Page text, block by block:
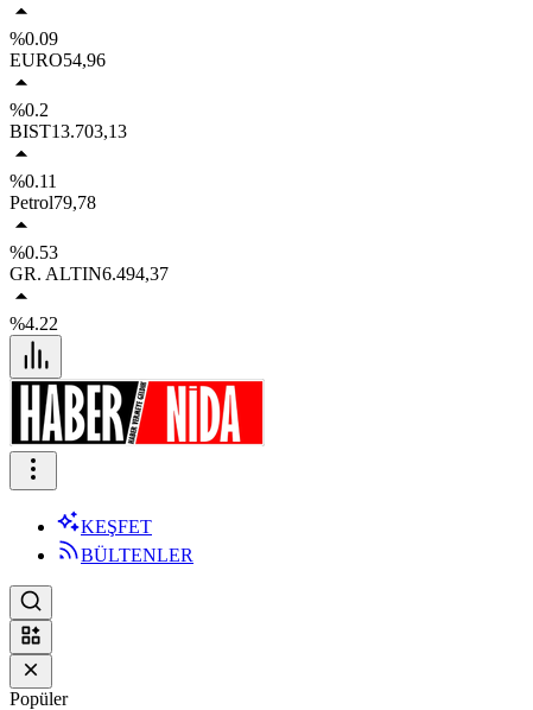
%0.09
EURO54,96
%0.2
BIST13.703,13
%0.11
Petrol79,78
%0.53
GR. ALTIN6.494,37
%4.22
KEŞFET
BÜLTENLER
Popüler